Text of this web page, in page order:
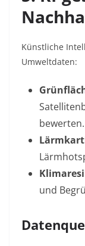
Künstliche
Umweltdaten:
bewerten.
und